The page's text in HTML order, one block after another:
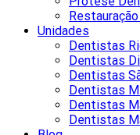
Unidades
Dentistas
Dentistas
Dentistas
Dentistas
Dentistas
Dentistas